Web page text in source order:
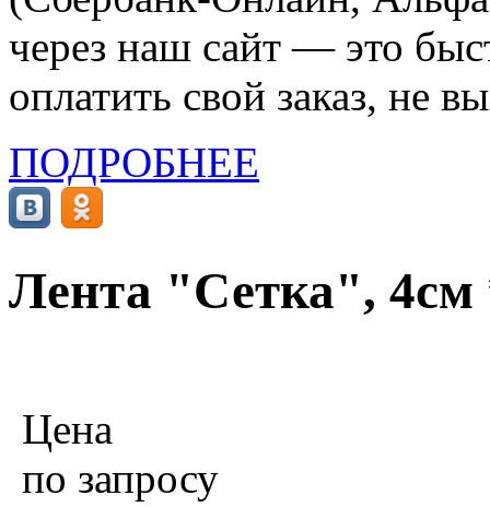
через наш сайт — это
оплатить свой заказ, не
ПОДРОБНЕЕ
Лента "Сетка", 4см
Цена
по запросу